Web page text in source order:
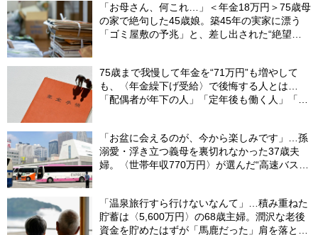
「お母さん、何これ…」＜年金18万円＞75歳母
の家で絶句した45歳娘。築45年の実家に漂う
「ゴミ屋敷の予兆」と、差し出された“絶望の
75歳まで我慢して年金を“71万円”も増やして
も、〈年金繰下げ受給〉で後悔する人とは…
「配偶者が年下の人」「定年後も働く人」「特
「お盆に会えるのが、今から楽しみです」…孫
溺愛・浮き立つ義母を裏切れなかった37歳夫
婦。〈世帯年収770万円〉が選んだ“高速バス帰
「温泉旅行すら行けないなんて」…積み重ねた
貯蓄は〈5,600万円〉の68歳主婦。潤沢な老後
資金を貯めたはずが「馬鹿だった」肩を落とす